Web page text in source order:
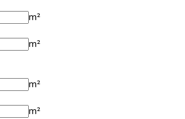
m²
m²
m²
m²